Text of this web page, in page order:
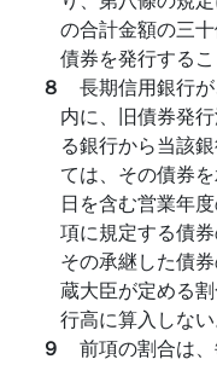
の合計金額の三
債券を発行するこ
８ 長期信用銀行
内に、旧債券発
る銀行から当該
ては、その債券
日を含む営業年
項に規定する債
その承継した債
蔵大臣が定める
行高に算入しない
９ 前項の割合は